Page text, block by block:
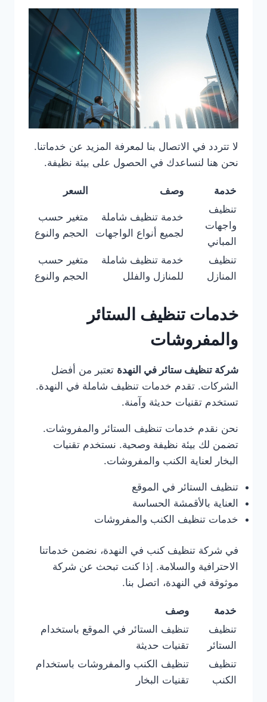
لا تتردد في الاتصال بنا لمعرفة المزيد عن خدماتنا.
نحن هنا لنساعدك في الحصول على بيئة نظيفة.
خدمة وصف
السعر
تنظيف
واجهات
المباني
خدمة تنظيف شاملة
لجميع أنواع الواجهات
متغير حسب
الحجم والنوع
تنظيف
المنازل
خدمة تنظيف شاملة
للمنازل والفلل
متغير حسب
الحجم والنوع
خدمات تنظيف الستائر
والمفروشات
شركة تنظيف ستائر في النهدة تعتبر من أفضل
الشركات. تقدم خدمات تنظيف شاملة في النهدة.
تستخدم تقنيات حديثة وآمنة.
نحن نقدم خدمات تنظيف الستائر والمفروشات.
تضمن لك بيئة نظيفة وصحية. نستخدم تقنيات
البخار لعناية الكنب والمفروشات.
تنظيف الستائر في الموقع
العناية بالأقمشة الحساسة
خدمات تنظيف الكنب والمفروشات
في شركة تنظيف كنب في النهدة، نضمن خدماتنا
الاحترافية والسلامة. إذا كنت تبحث عن شركة
موثوقة في النهدة، اتصل بنا.
خدمة
وصف
تنظيف
الستائر
تنظيف الستائر في الموقع باستخدام
تقنيات حديثة
تنظيف
الكنب
تنظيف الكنب والمفروشات باستخدام
تقنيات البخار